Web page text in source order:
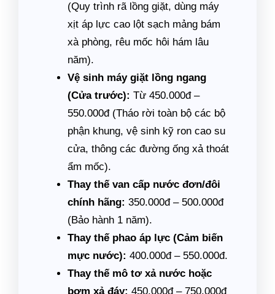
(Quy trình rã lồng giặt, dùng máy
xịt áp lực cao lột sạch mảng bám
xà phòng, rêu mốc hôi hám lâu
năm).
Vệ sinh máy giặt lồng ngang
(Cửa trước): Từ 450.000đ –
550.000đ (Tháo rời toàn bộ các bộ
phận khung, vệ sinh kỹ ron cao su
cửa, thông các đường ống xả thoát
ẩm mốc).
Thay thế van cấp nước đơn/đôi
chính hãng: 350.000đ – 500.000đ
(Bảo hành 1 năm).
Thay thế phao áp lực (Cảm biến
mực nước): 400.000đ – 550.000đ.
Thay thế mô tơ xả nước hoặc
bơm xả đáy: 450.000đ – 750.000đ